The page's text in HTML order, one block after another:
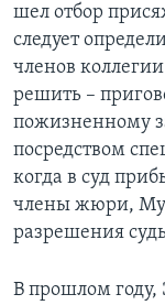
шел отбор
следует
членов
решить –
пожизненному
посредством
когда в суд
члены жюри,
разрешения
В прошлом году,